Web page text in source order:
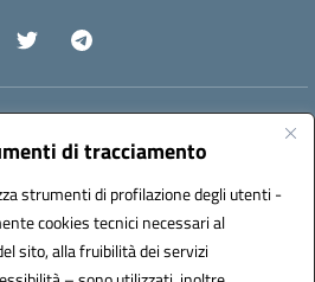
di tracciamento
strumenti di profilazione degli utenti -
cookies tecnici necessari al
sito, alla fruibilità dei servizi
saic88800v@istruzione.it
UFLEGP